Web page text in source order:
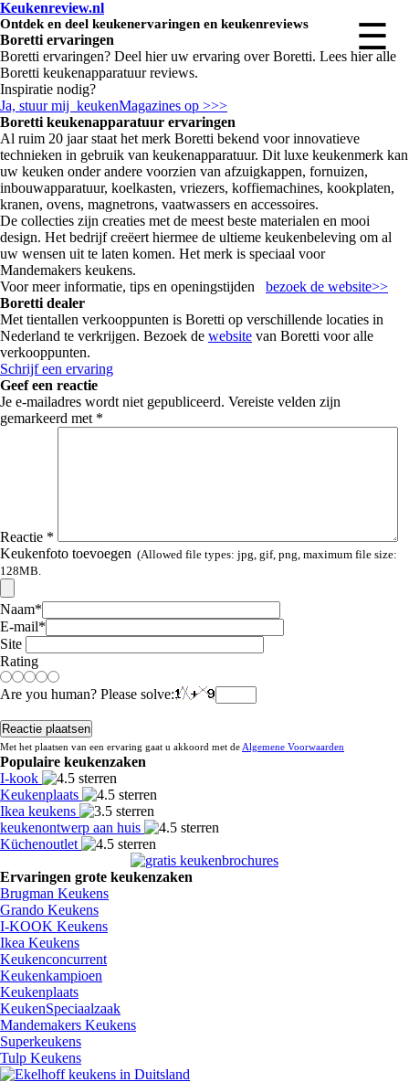
Keukenreview.nl
Ontdek en deel keukenervaringen en keukenreviews ☰
Boretti ervaringen
Boretti ervaringen? Deel hier uw ervaring over Boretti. Lees hier alle
Boretti keukenapparatuur reviews.
Inspiratie nodig?
Ja, stuur mij keukenMagazines op >>>
Boretti keukenapparatuur ervaringen
Al ruim 20 jaar staat het merk Boretti bekend voor innovatieve
technieken in gebruik van keukenapparatuur. Dit luxe keukenmerk kan
uw keuken onder andere voorzien van afzuigkappen, fornuizen,
inbouwapparatuur, koelkasten, vriezers, koffiemachines, kookplaten,
kranen, ovens, magnetrons, vaatwassers en accessoires.
De collecties zijn creaties met de meest beste materialen en mooi
design. Het bedrijf creëert hiermee de ultieme keukenbeleving om al
uw wensen uit te laten komen. Het merk is speciaal voor
Mandemakers keukens.
Voor meer informatie, tips en openingstijden bezoek de website>>
Boretti dealer
Met tientallen verkooppunten is Boretti op verschillende locaties in
Nederland te verkrijgen. Bezoek de website van Boretti voor alle
verkooppunten.
Schrijf een ervaring
Geef een reactie
Je e-mailadres wordt niet gepubliceerd. Vereiste velden zijn
gemarkeerd met *
Reactie *
Keukenfoto toevoegen (Allowed file types: jpg, gif, png, maximum file size:
128MB.
Naam*
E-mail*
Site
Rating
Are you human? Please solve:
Met het plaatsen van een ervaring gaat u akkoord met de Algemene Voorwaarden
Populaire keukenzaken
I-kook
Keukenplaats
Ikea keukens
keukenontwerp aan huis
Küchenoutlet
Ervaringen grote keukenzaken
Brugman Keukens
Grando Keukens
I-KOOK Keukens
Ikea Keukens
Keukenconcurrent
Keukenkampioen
Keukenplaats
KeukenSpeciaalzaak
Mandemakers Keukens
Superkeukens
Tulp Keukens